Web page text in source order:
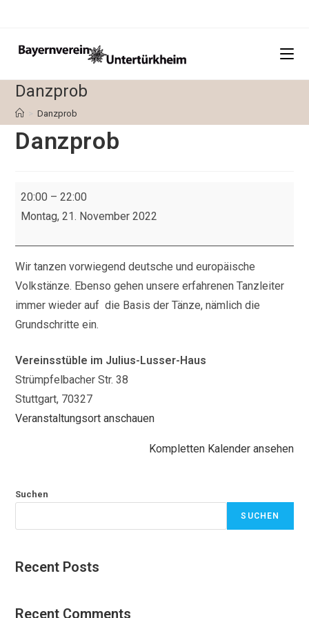
Danzprob
> Danzprob
Danzprob
20:00 –22:00
Montag, 21. November 2022
Wir tanzen vorwiegend deutsche und europäische
Volkstänze. Ebenso gehen unsere erfahrenen Tanzleiter
immer wieder auf die Basis der Tänze, nämlich die
Grundschritte ein.
Vereinsstüble im Julius-Lusser-Haus
Strümpfelbacher Str. 38
Stuttgart, 70327
Veranstaltungsort anschauen
Kompletten Kalender ansehen
Suchen
SUCHEN
Recent Posts
Recent Comments